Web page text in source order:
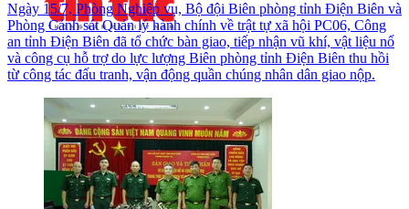
Ngày 15/7, Phòng Nghiệp vụ, Bộ đội Biên phòng tỉnh Điện Biên và
Phòng Cảnh sát Quản lý hành chính về trật tự xã hội PC06, Công
an tỉnh Điện Biên đã tổ chức bàn giao, tiếp nhận vũ khí, vật liệu nổ
và công cụ hỗ trợ do lực lượng Biên phòng tỉnh Điện Biên thu hồi
từ công tác đấu tranh, vận động quần chúng nhân dân giao nộp.